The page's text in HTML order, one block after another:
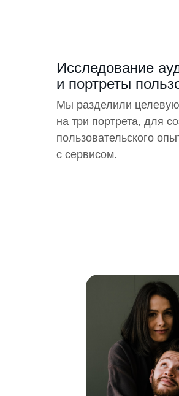
Исследование
и портреты
Мы разделили
на три портрета, для
пользовательского
с сервисом.